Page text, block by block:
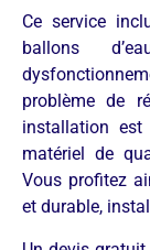
Ce service
ballons
problème de
installation est
matériel de
Vous profitez
et durable,